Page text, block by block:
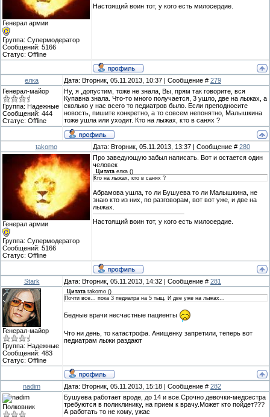
Генерал армии
Группа: Супермодератор
Сообщений: 5166
Статус: Offline
Настоящий воин тот, у кого есть милосердие.
елка Дата: Вторник, 05.11.2013, 10:37 | Сообщение # 279
Генерал-майор
Группа: Надежные
Сообщений: 444
Статус: Offline
Ну, я ,допустим, тоже не знала, Вы, прям так говорите, вся
Купавна знала. Что-то много получается, 3 ушло, две на лыжах, а
сколько у нас всего то педиатров было. Если преподносите
новость, пишите конкретно, а то совсем непонятно, Малышкина
тоже ушла или уходит. Кто на лыжах, кто в санях ?
takomo Дата: Вторник, 05.11.2013, 13:37 | Сообщение # 280
Генерал армии
Группа: Супермодератор
Сообщений: 5166
Статус: Offline
Про заведующую забыл написать. Вот и остается один
человек
Цитата елка ()
Кто на лыжах, кто в санях ?
Абрамова ушла, то ли Бушуева то ли Малышкина, не
знаю кто из них, по разговорам, вот вот уже, и две на
лыжах.
Настоящий воин тот, у кого есть милосердие.
Stark Дата: Вторник, 05.11.2013, 14:32 | Сообщение # 281
Генерал-майор
Группа: Надежные
Сообщений: 483
Статус: Offline
Цитата takomo ()
Почти все... пока 3 педиатра на 5 тыщ. И две уже на лыжах...
Бедные врачи несчастные пациенты
Что ни день, то катастрофа. Анищенку запретили, теперь вот
педиатрам лыжи раздают
nadim Дата: Вторник, 05.11.2013, 15:18 | Сообщение # 282
Полковник
Бушуева работает вроде, до 14 и все.Срочно девочки-медсестра
требуются в поликлинику, на прием к врачу.Может кто пойдет???
А работать то не кому, ужас